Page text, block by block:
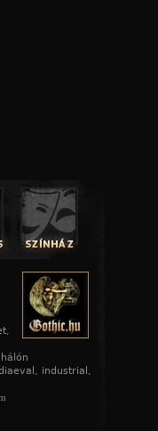
industrial,